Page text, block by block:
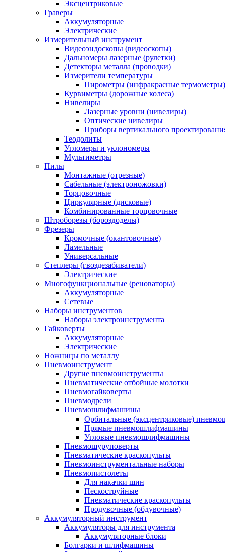
Эксцентриковые
Граверы
Аккумуляторные
Электрические
Измерительный инструмент
Видеоэндоскопы (видеоскопы)
Дальномеры лазерные (рулетки)
Детекторы металла (проводки)
Измерители температуры
Пирометры (инфракрасные термометры)
Курвиметры (дорожные колеса)
Нивелиры
Лазерные уровни (нивелиры)
Оптические нивелиры
Приборы вертикального
Теодолиты
Угломеры и уклономеры
Мультиметры
Пилы
Монтажные (отрезные)
Сабельные (электроножовки)
Торцовочные
Циркулярные (дисковые)
Комбинированные торцовочные
Штроборезы (бороздоделы)
Фрезеры
Кромочные (окантовочные)
Ламельные
Универсальные
Степлеры (гвоздезабиватели)
Электрические
Многофункциональные (реноваторы)
Аккумуляторные
Сетевые
Наборы инструментов
Наборы электроинструмента
Гайковерты
Аккумуляторные
Электрические
Ножницы по металлу
Пневмоинструмент
Другие пневмоинструменты
Пневматические отбойные молотки
Пневмогайковерты
Пневмодрели
Пневмошлифмашины
Орбитальные (эксцентриковые)
Прямые пневмошлифмашины
Угловые пневмошлифмашины
Пневмошуруповерты
Пневматические краскопульты
Пневмоинструментальные наборы
Пневмопистолеты
Для накачки шин
Пескоструйные
Пневматические краскопульты
Продувочные (обдувочные)
Аккумуляторный инструмент
Аккумуляторы для инструмента
Аккумуляторные блоки
Болгарки и шлифмашины